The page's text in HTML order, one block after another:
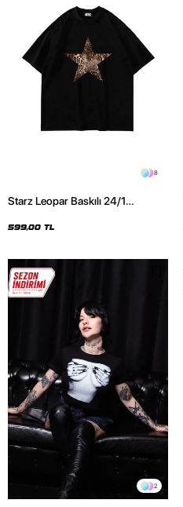
8
Starz Leopar Baskılı 24/1
599,00 TL
2